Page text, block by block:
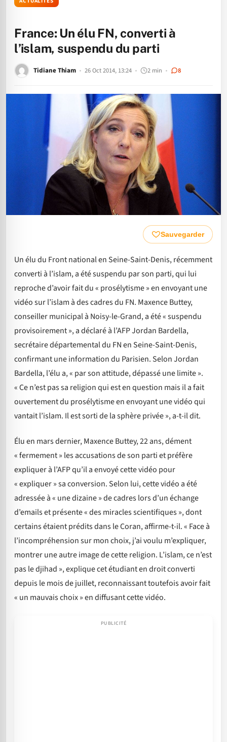
France: Un élu FN, converti à
l’islam, suspendu du parti
Tidiane Thiam 26 Oct 2014, 13:24 2 min 8
Sauvegarder
Un élu du Front national en Seine-Saint-Denis, récemment
converti à l’islam, a été suspendu par son parti, qui lui
reproche d’avoir fait du « prosélytisme » en envoyant une
vidéo sur l’islam à des cadres du FN. Maxence Buttey,
conseiller municipal à Noisy-le-Grand, a été « suspendu
provisoirement », a déclaré à l’AFP Jordan Bardella,
secrétaire départemental du FN en Seine-Saint-Denis,
confirmant une information du Parisien. Selon Jordan
Bardella, l’élu a, « par son attitude, dépassé une limite ».
« Ce n’est pas sa religion qui est en question mais il a fait
ouvertement du prosélytisme en envoyant une vidéo qui
vantait l’islam. Il est sorti de la sphère privée », a-t-il dit.
Élu en mars dernier, Maxence Buttey, 22 ans, dément
« fermement » les accusations de son parti et préfère
expliquer à l’AFP qu’il a envoyé cette vidéo pour
« expliquer » sa conversion. Selon lui, cette vidéo a été
adressée à « une dizaine » de cadres lors d’un échange
d’emails et présente « des miracles scientifiques », dont
certains étaient prédits dans le Coran, affirme-t-il. « Face à
l’incompréhension sur mon choix, j’ai voulu m’expliquer,
montrer une autre image de cette religion. L’islam, ce n’est
pas le djihad », explique cet étudiant en droit converti
depuis le mois de juillet, reconnaissant toutefois avoir fait
« un mauvais choix » en diffusant cette vidéo.